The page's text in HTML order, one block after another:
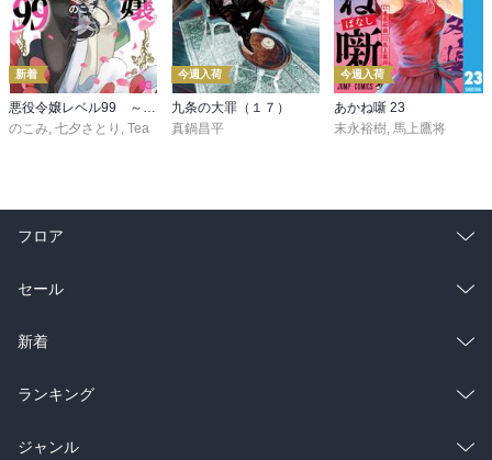
新着
悪役令嬢レベル99 ～私は裏ボスですが魔王ではありません～ その６
のこみ, 七夕さとり , Tea
今週入荷
九条の大罪（１７）
真鍋昌平
今週入荷
あかね噺 23
末永裕樹, 馬上鷹将
フロア
総合
ラノベ
雑誌・グラビア
BL・TL
セール
総合
ラノベ
雑誌・グラビア
新着
総合
ラノベ
ランキング
総合
ジャンル